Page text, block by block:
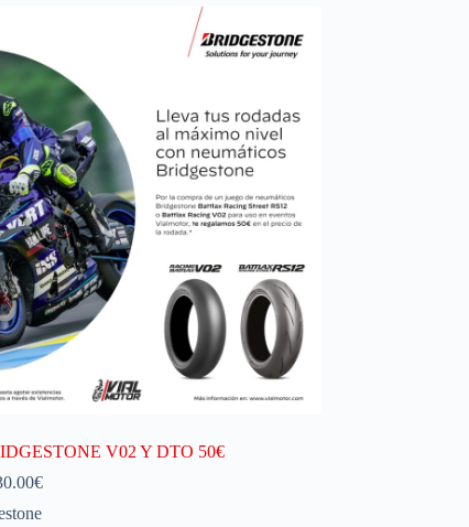
V02 Y DTO 50€
€